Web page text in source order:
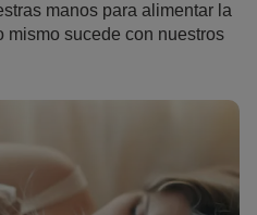
manos para alimentar la
mismo sucede con nuestros
si le proporcionas a
haciendo un gato feliz.
adecuado con juguetes
inteligencia de la